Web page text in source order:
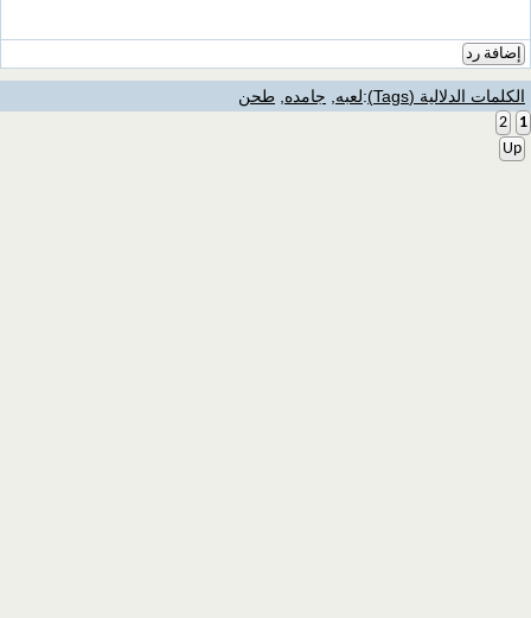
إضافة رد
الكلمات الدلالية (Tags) :لعبه, جامده, طحن
1
2
Up